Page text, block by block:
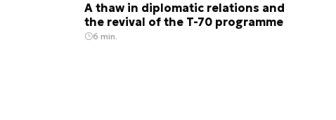
A thaw in diplomatic relations and
the revival of the T-70 programme
6 min.